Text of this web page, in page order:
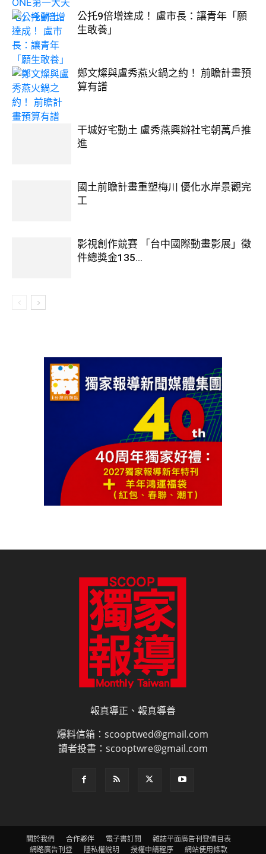
公托9倍增達成！ 盧市長：讓青年「願
生敢養」
鄭文燦與盧秀燕火鍋之約！ 前瞻計畫預
算有譜
干城好宅動土 盧秀燕興辦社宅朝萬戶推
進
國土前瞻計畫重塑梅川 優化水岸景觀完
工
影視創作競賽 「台中國際動畫影展」徵
件總獎金135...
報真導正、報真導善
爆料信箱：scooptwed@gmail.com
讀者投書：scooptwre@gmail.com
關於我們 合作夥伴 電子書訂閱
雜誌平面廣告刊登價目表
網路廣告刊登
隱私權說明 授權申請程序 網站使用條款